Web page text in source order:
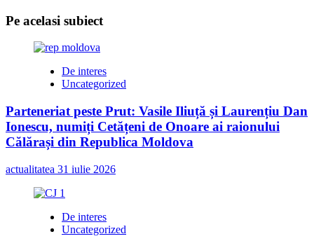
Pe acelasi subiect
De interes
Uncategorized
Parteneriat peste Prut: Vasile Iliuță și Laurențiu Dan
Ionescu, numiți Cetățeni de Onoare ai raionului
Călărași din Republica Moldova
actualitatea 31 iulie 2026
De interes
Uncategorized